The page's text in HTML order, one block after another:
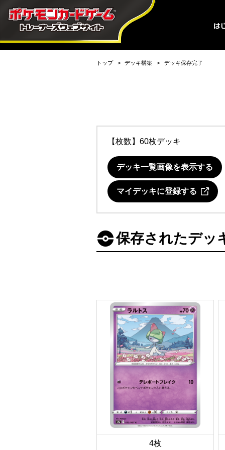
トップ デッキ構築 デッキ保存完了
【枚数】60枚デッキ
デッキ一覧画像を表示する
マイデッキに登録する
保存されたデッ
4枚